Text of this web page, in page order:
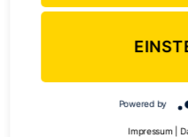
bei Hobart
denn so viele Leute
Tag auch nicht besonders
dort sich wirklich seltsam
einer künstlichen Kloaka
Powered by
Impressum